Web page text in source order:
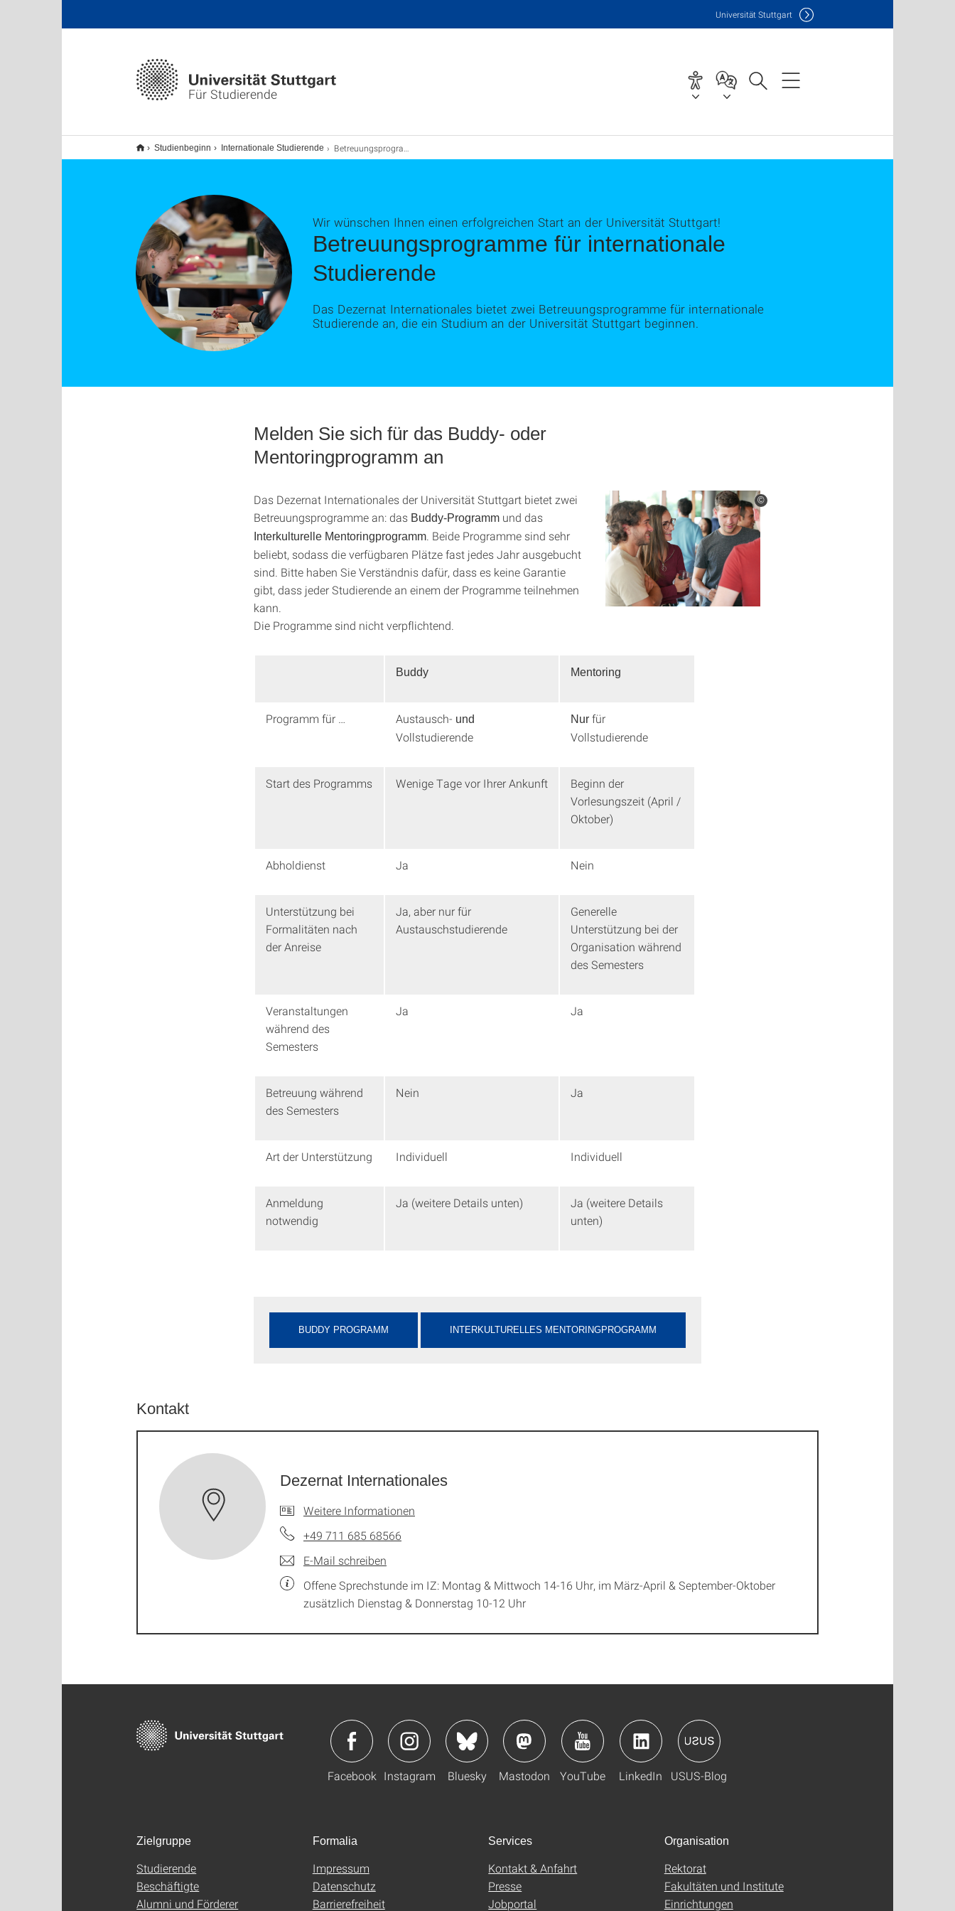
Für Studierende
Universität Stuttgart
Studienbeginn Internationale Studierende Betreuungsprogramme
Betreuungsprogramme für internationale
Studierende
Wir wünschen Ihnen einen erfolgreichen Start an der Universität Stuttgart!
Das Dezernat Internationales bietet zwei Betreuungsprogramme für internationale
Studierende an, die ein Studium an der Universität Stuttgart beginnen.
Melden Sie sich für das Buddy- oder
Mentoringprogramm an
©
Das Dezernat Internationales der Universität Stuttgart bietet zwei
Betreuungsprogramme an: das Buddy-Programm und das
Interkulturelle Mentoringprogramm . Beide Programme sind sehr
beliebt, sodass die verfügbaren Plätze fast jedes Jahr ausgebucht
sind. Bitte haben Sie Verständnis dafür, dass es keine Garantie
gibt, dass jeder Studierende an einem der Programme teilnehmen
kann.
Die Programme sind nicht verpflichtend.
Buddy Mentoring
Programm für … Austausch- und
Vollstudierende
Nur für
Vollstudierende
Start des Programms Wenige Tage vor Ihrer Ankunft
Beginn der
Vorlesungszeit (April /
Oktober)
Abholdienst Ja Nein
Unterstützung bei
Formalitäten nach
der Anreise
Ja, aber nur für
Austauschstudierende
Generelle
Unterstützung bei der
Organisation während
des Semesters
Veranstaltungen
während des
Semesters
Ja Ja
Betreuung während
des Semesters
Nein Ja
Art der Unterstützung Individuell Individuell
Anmeldung
notwendig
Ja (weitere Details unten)
Ja (weitere Details
unten)
BUDDY PROGRAMM INTERKULTURELLES MENTORINGPROGRAMM
Kontakt
Dezernat Internationales
Weitere Informationen
+49 711 685 68566
E-Mail schreiben
Offene Sprechstunde im IZ: Montag & Mittwoch 14-16 Uhr, im März-April & September-Oktober
zusätzlich Dienstag & Donnerstag 10-12 Uhr
Facebook Instagram Bluesky Mastodon YouTube LinkedIn USUS-Blog
Zielgruppe
Studierende
Beschäftigte
Alumni und Förderer
Formalia
Impressum
Datenschutz
Barrierefreiheit
Services
Kontakt & Anfahrt
Presse
Jobportal
Organisation
Rektorat
Fakultäten und Institute
Einrichtungen